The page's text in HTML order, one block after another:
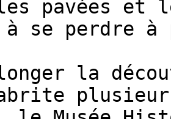
pavées et
se perdre à
la